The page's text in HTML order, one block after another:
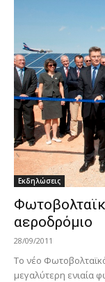
Εκδηλώσεις
αεροδρόμιο
28/09/2011
Το νέο
μεγαλύτερη ενιαία